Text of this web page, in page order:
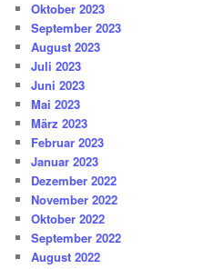
Oktober 2023
September 2023
August 2023
Juli 2023
Juni 2023
Mai 2023
März 2023
Februar 2023
Januar 2023
Dezember 2022
November 2022
Oktober 2022
September 2022
August 2022